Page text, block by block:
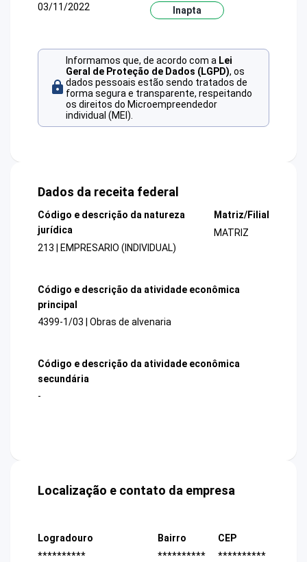
03/11/2022
Inapta
Informamos que, de acordo com a Lei
Geral de Proteção de Dados (LGPD), os
dados pessoais estão sendo tratados de
forma segura e transparente, respeitando
os direitos do Microempreendedor
individual (MEI).
Dados da receita federal
Código e descrição da natureza
jurídica
213 | EMPRESARIO (INDIVIDUAL)
Matriz/Filial
MATRIZ
Código e descrição da atividade econômica
principal
4399-1/03 | Obras de alvenaria
Código e descrição da atividade econômica
secundária
-
Localização e contato da empresa
Logradouro
**********
Bairro
**********
CEP
**********